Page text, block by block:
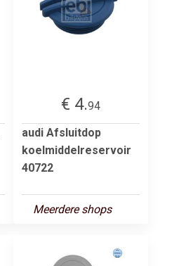
€ 4.94
audi Afsluitdop
koelmiddelreservoir
40722
Meerdere shops